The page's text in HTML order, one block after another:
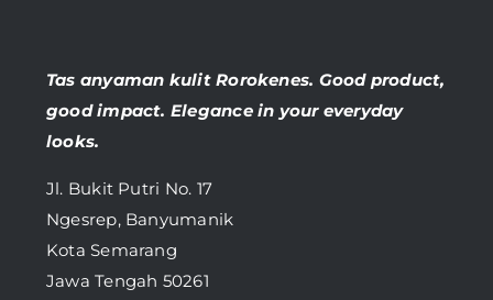
Tas anyaman kulit Rorokenes. Good product,
good impact. Elegance in your everyday
looks.
Jl. Bukit Putri No. 17
Ngesrep, Banyumanik
Kota Semarang
Jawa Tengah 50261